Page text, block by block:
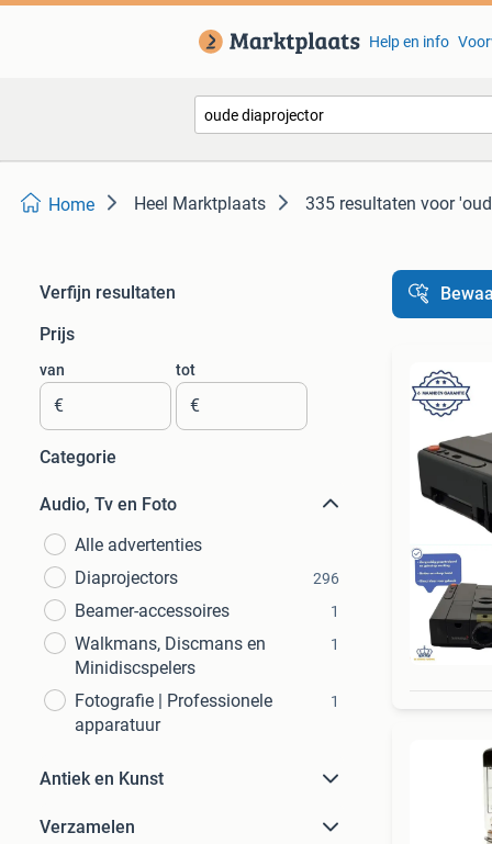
Help en info
Home Heel Marktplaats 335 resultaten voor
Verfijn resultaten
Prijs
van
€
tot
€
Categorie
Audio, Tv en Foto
Alle advertenties
Diaprojectors
296
Beamer-accessoires 1
Walkmans, Discmans en
Minidiscspelers
1
Fotografie | Professionele
apparatuur
1
Antiek en Kunst
Verzamelen
6